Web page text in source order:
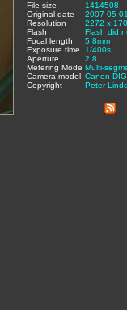
File size
1414508
Original date
2007-05-
Resolution
2272 x
Flash
Flash did
Focal length
5.8mm
Exposure time
1/400s
Aperture
2.8
Metering Mode Multi-
Camera model Canon
Copyright
Peter